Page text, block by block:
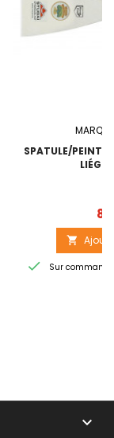
SPATULE/
LIÉGE

 Sur
